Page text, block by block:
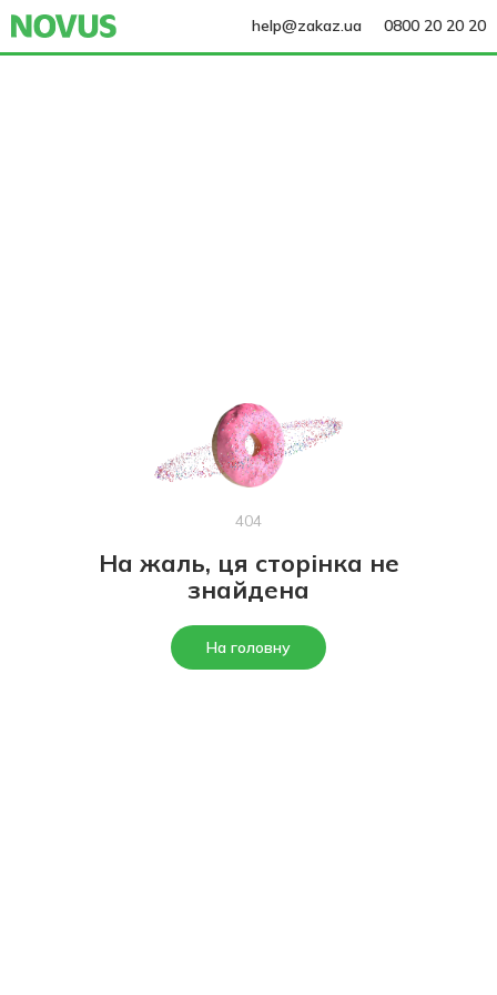
help@zakaz.ua 0800 20 20 20
404
На жаль, ця сторінка не
знайдена
На головну